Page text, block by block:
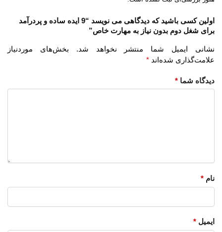
اولین کسی باشید که دیدگاهی می نویسد “9 ایده ساده و پردرآمد
برای شغل دوم بدون نیاز به مهارت خاص”
نشانی ایمیل شما منتشر نخواهد شد.
بخش‌های موردنیاز
علامت‌گذاری شده‌اند *
دیدگاه شما *
نام *
ایمیل *